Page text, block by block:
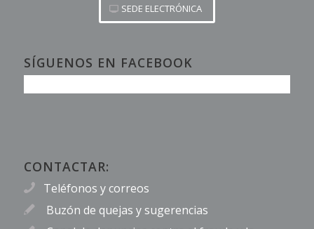
SEDE ELECTRÓNICA
SÍGUENOS EN FACEBOOK
CONTACTAR:
Teléfonos y correos
Buzón de quejas y sugerencias